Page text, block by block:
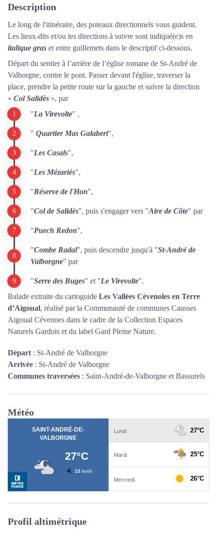
Description
Le long de l'itinéraire, des poteaux directionnels vous guident.
Les lieux-dits et/ou les directions à suivre sont indiqué(e)s en
italique gras et entre guillemets dans le descriptif ci-dessous.
Départ du sentier à l’arrière de l’église romane de St-André de
Valborgne, contre le pont. Passer devant l'église, traverser la
place, prendre la petite route sur la gauche et suivre la direction
« Col Salidès », par
"La Virevolte" ,
" Quartier Mas Galabert",
"Les Casals",
"Les Mézariés",
"Réserve de l'Hon",
"Col de Salidès", puis s'engager vers "Aire de Côte" par
"Puech Redon",
"Combe Radal", puis descendre jusqu'à "St-André de
Valborgne" par
"Serre des Buges" et "Le Virevolte".
Balade extraite du cartoguide Les Vallées Cévenoles en Terre
d’Aigoual, réalisé par la Communauté de communes Causses
Aigoual Cévennes dans le cadre de la Collection Espaces
Naturels Gardois et du label Gard Pleine Nature.
Départ : St-André de Valborgne
Arrivée : St-André de Valborgne
Communes traversées : Saint-André-de-Valborgne et Bassurels
Météo
Profil altimétrique